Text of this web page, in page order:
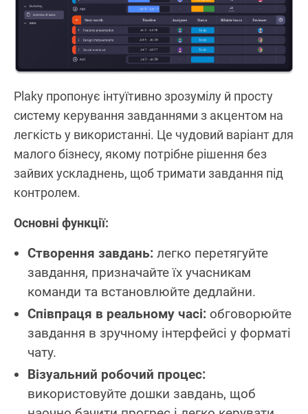
Plaky пропонує інтуїтивно зрозумілу й просту
систему керування завданнями з акцентом на
легкість у використанні. Це чудовий варіант для
малого бізнесу, якому потрібне рішення без
зайвих ускладнень, щоб тримати завдання під
контролем.
Основні функції:
Створення завдань: легко перетягуйте
завдання, призначайте їх учасникам
команди та встановлюйте дедлайни.
Співпраця в реальному часі: обговорюйте
завдання в зручному інтерфейсі у форматі
чату.
Візуальний робочий процес:
використовуйте дошки завдань, щоб